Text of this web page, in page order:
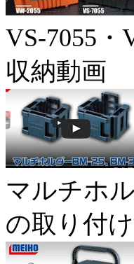
VS-7055・
収納動画
マルチホ
の取り付